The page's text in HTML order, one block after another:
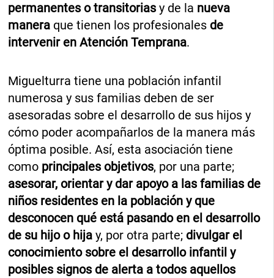
permanentes o transitoriasy de la nueva
manera que tienen los profesionales de
intervenir en Atención Temprana.
Miguelturra tiene una población infantil
numerosa y sus familias deben de ser
asesoradas sobre el desarrollo de sus hijos y
cómo poder acompañarlos de la manera más
óptima posible. Así, esta asociación tiene
como principales objetivos, por una parte;
asesorar, orientar y dar apoyo a las familias de
niños residentes en la población y que
desconocen qué está pasando en el desarrollo
de su hijo o hijay, por otra parte; divulgar el
conocimiento sobre el desarrollo infantil y
posibles signos de alerta a todos aquellos